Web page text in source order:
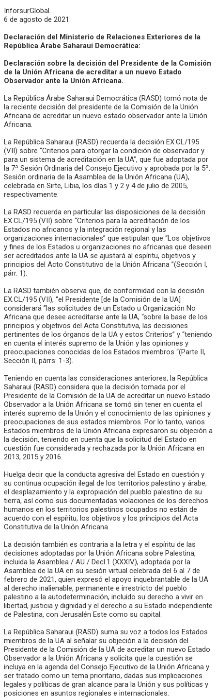
InforsurGlobal.
6 de agosto de 2021.
Declaración del Ministerio de Relaciones Exteriores de la
República Árabe Saharaui Democrática:
Declaración sobre la decisión del Presidente de la Comisión
de la Unión Africana de acreditar a un nuevo Estado
Observador ante la Unión Africana.
La República Árabe Saharaui Democrática (RASD) tomó nota de
la reciente decisión del presidente de la Comisión de la Unión
Africana de acreditar un nuevo estado observador ante la Unión
Africana.
La República Saharaui (RASD) recuerda la decisión EX.CL/195
(VII) sobre “Criterios para otorgar la condición de observador y
para un sistema de acreditación en la UA”, que fue adoptada por
la 7ª Sesión Ordinaria del Consejo Ejecutivo y aprobada por la 5ª.
Sesión ordinaria de la Asamblea de la Unión Africana (UA),
celebrada en Sirte, Libia, los días 1 y 2 y 4 de julio de 2005,
respectivamente.
La RASD recuerda en particular las disposiciones de la decisión
EX.CL/195 (VII) sobre “Criterios para la acreditación de los
Estados no africanos y la integración regional y las
organizaciones internacionales” que estipulan que “Los objetivos
y fines de los Estados u organizaciones no africanas que deseen
ser acreditados ante la UA se ajustará al espíritu, objetivos y
principios del Acto Constitutivo de la Unión Africana ”(Sección I,
párr. 1).
La RASD también observa que, de conformidad con la decisión
EX.CL/195 (VII), “el Presidente [de la Comisión de la UA]
considerará ”las solicitudes de un Estado u Organización No
Africana que desee acreditarse ante la UA, “sobre la base de los
principios y objetivos del Acta Constitutiva, las decisiones
pertinentes de los órganos de la UA y estos Criterios” y “teniendo
en cuenta el interés supremo de la Unión y las opiniones y
preocupaciones conocidas de los Estados miembros “(Parte II,
Sección II, párrs: 1-3).
Teniendo en cuenta las consideraciones anteriores, la República
Saharaui (RASD) considera que la decisión tomada por el
Presidente de la Comisión de la UA de acreditar un nuevo Estado
Observador a la Unión Africana se tomó sin tener en cuenta el
interés supremo de la Unión y el conocimiento de las opiniones y
preocupaciones de sus estados miembros. Por lo tanto, varios
Estados miembros de la Unión Africana expresaron su objeción a
la decisión, teniendo en cuenta que la solicitud del Estado en
cuestión fue considerada y rechazada por la Unión Africana en
2013, 2015 y 2016.
Huelga decir que la conducta agresiva del Estado en cuestión y
su continua ocupación ilegal de los territorios palestino y árabe,
el desplazamiento y la expropiación del pueblo palestino de su
tierra, así como sus documentadas violaciones de los derechos
humanos en los territorios palestinos ocupados no están de
acuerdo con el espíritu, los objetivos y los principios del Acta
Constitutiva de la Unión Africana.
La decisión también es contraria a la letra y el espíritu de las
decisiones adoptadas por la Unión Africana sobre Palestina,
incluida la Asamblea / AU / Decl.1 (XXXIV), adoptada por la
Asamblea de la UA en su sesión virtual celebrada del 6 al 7 de
febrero de 2021, quien expresó el apoyo inquebrantable de la UA
al derecho inalienable, permanente e irrestricto del pueblo
palestino a la autodeterminación, incluido su derecho a vivir en
libertad, justicia y dignidad y el derecho a su Estado independiente
de Palestina, con Jerusalén Este como su capital.
La República Saharaui (RASD) suma su voz a todos los Estados
miembros de la UA al señalar su objeción a la decisión del
Presidente de la Comisión de la UA de acreditar un nuevo Estado
Observador a la Unión Africana y solicita que la cuestión se
incluya en la agenda del Consejo Ejecutivo de la Unión Africana y
ser tratado como un tema prioritario, dadas sus implicaciones
legales y políticas de gran alcance para la Unión y sus políticas y
posiciones en asuntos regionales e internacionales.